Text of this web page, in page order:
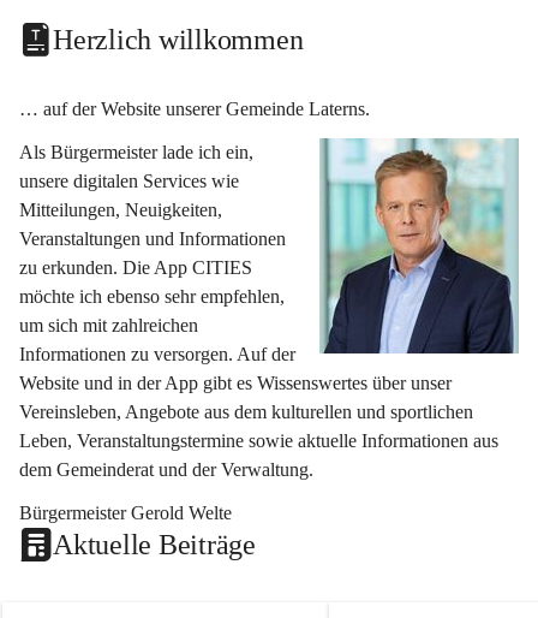
Herzlich willkommen
… auf der Website unserer Gemeinde Laterns.
Als Bürgermeister lade ich ein,
unsere digitalen Services wie
Mitteilungen, Neuigkeiten,
Veranstaltungen und Informationen
zu erkunden. Die App CITIES
möchte ich ebenso sehr empfehlen,
um sich mit zahlreichen
Informationen zu versorgen. Auf der
Website und in der App gibt es Wissenswertes über unser
Vereinsleben, Angebote aus dem kulturellen und sportlichen
Leben, Veranstaltungstermine sowie aktuelle Informationen aus
dem Gemeinderat und der Verwaltung.
Bürgermeister Gerold Welte
Aktuelle Beiträge